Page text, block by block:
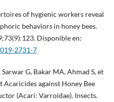
of hygienic workers reveal
behaviors in honey bees.
Disponible en:
2731-7
G, Bakar MA, Ahmad S, et
against Honey Bee
(Acari: Varroidae). Insects.